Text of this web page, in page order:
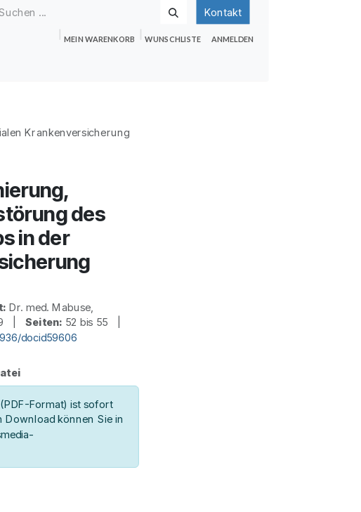
Kontakt
MEIN WARENKORB WUNSCHLISTE ANMELDEN
Krankenversicherung
des
in der
Dr. med. Mabuse,
|Seiten: 52 bis 55 |
docid59606
Format) ist sofort
Download können Sie in